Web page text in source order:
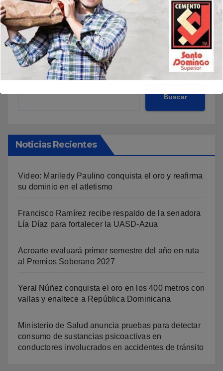
Buscar
Buscar
Noticias Recientes
Video: Mariledy Paulino conquista el oro y reafirma
su dominio en el atletismo
Francisco Ramírez recibe respaldo de la senadora
Lía Díaz para fortalecer la UASD-Azua
Acroarte evaluará primer semestre del año en ruta
al Premios Soberano 2027
Yeral Núñez conquista el oro en los 400 metros con
vallas y enaltece a República Dominicana
Ministerio de Salud anuncia pruebas para detectar
consumo de sustancias psicoactivas en
conductores involucrados en accidentes de tránsito